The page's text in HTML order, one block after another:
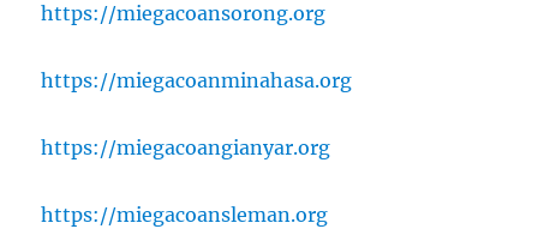
https://miegacoansorong.org
https://miegacoanminahasa.org
https://miegacoangianyar.org
https://miegacoansleman.org